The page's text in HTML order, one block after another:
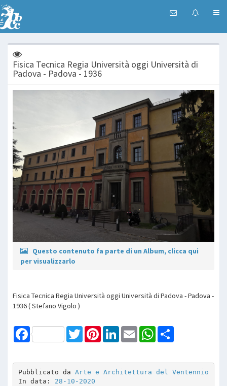
Fisica Tecnica Regia Università oggi Università di
Padova - Padova - 1936
Questo contenuto fa parte di un Album, clicca qui
per visualizzarlo
Fisica Tecnica Regia Università oggi Università di Padova - Padova -
1936 ( Stefano Vigolo )
Facebook TwitterPinterestLinkedInEmail WhatsApp
Pubblicato da Arte e Architettura del Ventennio
In data: 28-10-2020